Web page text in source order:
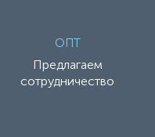
ОПТ
Предлагаем
сотрудничество